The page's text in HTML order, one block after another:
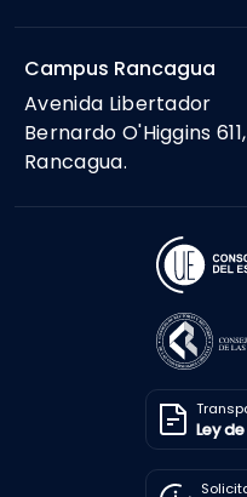
Campus Rancagua
Avenida Libertador
Bernardo O'Higgins 611,
Rancagua.
Ley